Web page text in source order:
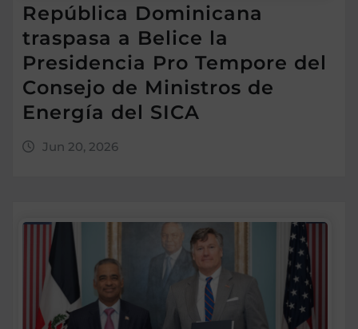
República Dominicana
traspasa a Belice la
Presidencia Pro Tempore del
Consejo de Ministros de
Energía del SICA
Jun 20, 2026